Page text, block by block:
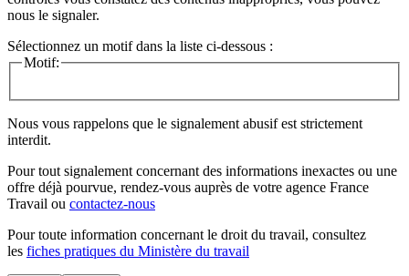
nous le signaler.
Sélectionnez un motif dans la liste ci-dessous :
Motif:
Nous vous rappelons que le signalement abusif est strictement
interdit.
Pour tout signalement concernant des informations inexactes ou une
offre déjà pourvue, rendez-vous auprès de votre agence France
Travail ou contactez-nous
Pour toute information concernant le droit du travail, consultez
les fiches pratiques du Ministère du travail